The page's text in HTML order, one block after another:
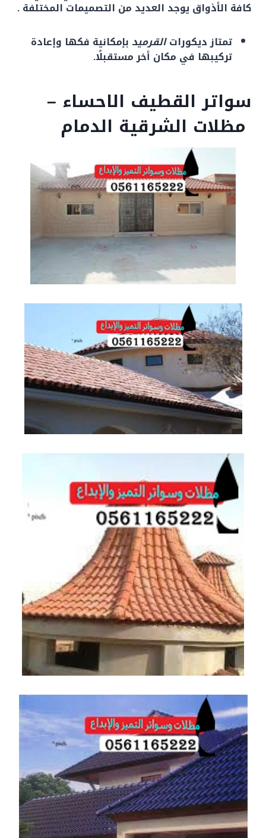
كافة الأذواق يوجد العديد من التصميمات المختلفة .
تمتاز ديكوراتالقرميدبإمكانية فكها وإعادة
تركيبها ‏في مكان أخر مستقبلًا.‏
سواتر القطيف الاحساء –
مظلات الشرقية الدمام